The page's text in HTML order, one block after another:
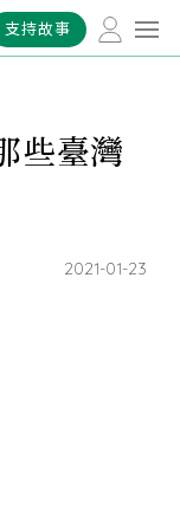
支持故事
些臺灣
2021-01-23